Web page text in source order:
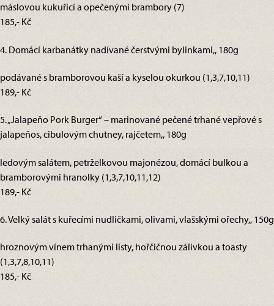
máslovou kukuřicí a opečenými brambory (7)
185,- Kč
4. Domácí karbanátky nadívané čerstvými bylinkami,, 180g
podávané s bramborovou kaší a kyselou okurkou (1,3,7,10,11)
189,- Kč
5. „Jalapeňo Pork Burger“ – marinované pečené trhané vepřové s
jalapeňos, cibulovým chutney, rajčetem,, 180g
ledovým salátem, petrželkovou majonézou, domácí bulkou a
bramborovými hranolky (1,3,7,10,11,12)
189,- Kč
6. Velký salát s kuřecími nudličkami, olivami, vlašskými ořechy,, 150g
hroznovým vínem trhanými listy, hořčičnou zálivkou a toasty
(1,3,7,8,10,11)
185,- Kč